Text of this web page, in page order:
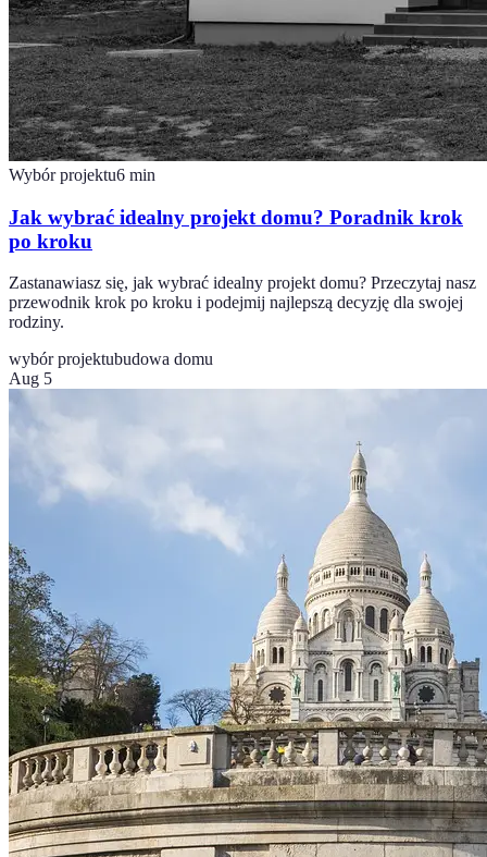
Wybór projektu6 min
Jak wybrać idealny projekt domu? Poradnik krok
po kroku
Zastanawiasz się, jak wybrać idealny projekt domu? Przeczytaj nasz
przewodnik krok po kroku i podejmij najlepszą decyzję dla swojej
rodziny.
wybór projektubudowa domu
Aug 5